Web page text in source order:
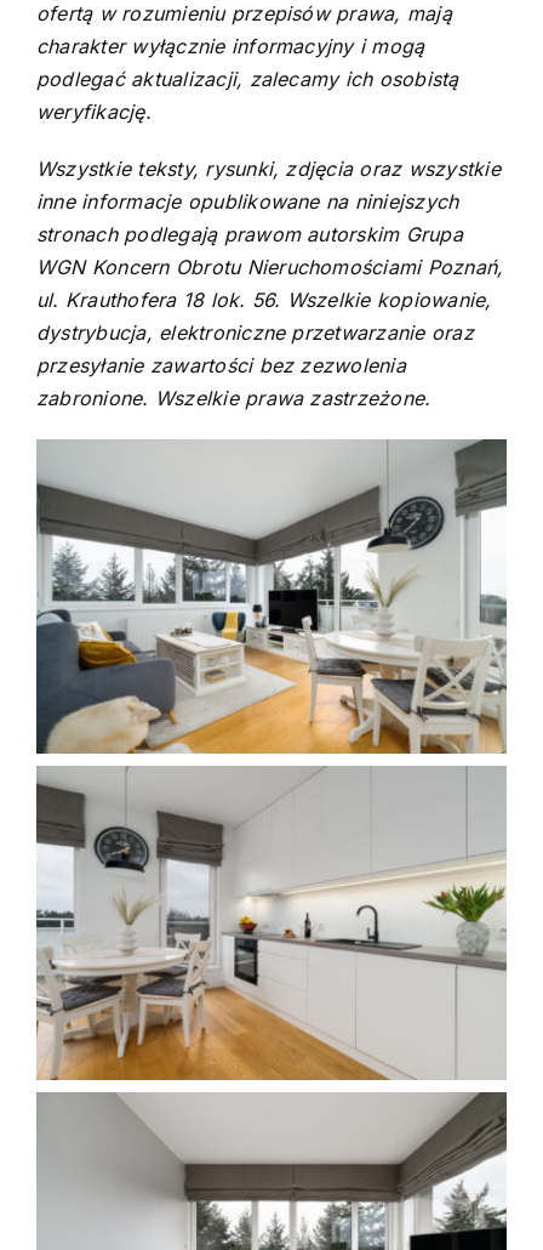
ofertą w rozumieniu przepisów prawa, mają
charakter wyłącznie informacyjny i mogą
podlegać aktualizacji, zalecamy ich osobistą
weryfikację.
Wszystkie teksty, rysunki, zdjęcia oraz wszystkie
inne informacje opublikowane na niniejszych
stronach podlegają prawom autorskim Grupa
WGN Koncern Obrotu Nieruchomościami Poznań,
ul. Krauthofera 18 lok. 56. Wszelkie kopiowanie,
dystrybucja, elektroniczne przetwarzanie oraz
przesyłanie zawartości bez zezwolenia
zabronione. Wszelkie prawa zastrzeżone.